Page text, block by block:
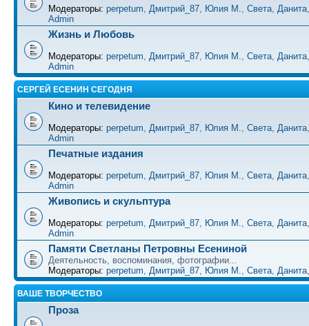
Модераторы: perpetum, Дмитрий_87, Юлия М., Света, Данита
Admin
Жизнь и Любовь
Модераторы: perpetum, Дмитрий_87, Юлия М., Света, Данита
Admin
СЕРГЕЙ ЕСЕНИН СЕГОДНЯ
Кино и телевидение
Модераторы: perpetum, Дмитрий_87, Юлия М., Света, Данита
Admin
Печатные издания
Модераторы: perpetum, Дмитрий_87, Юлия М., Света, Данита
Admin
Живопись и скульптура
Модераторы: perpetum, Дмитрий_87, Юлия М., Света, Данита
Admin
Памяти Светланы Петровны Есениной
Деятельность, воспоминания, фотографии...
Модераторы: perpetum, Дмитрий_87, Юлия М., Света, Данита
ВАШЕ ТВОРЧЕСТВО
Проза